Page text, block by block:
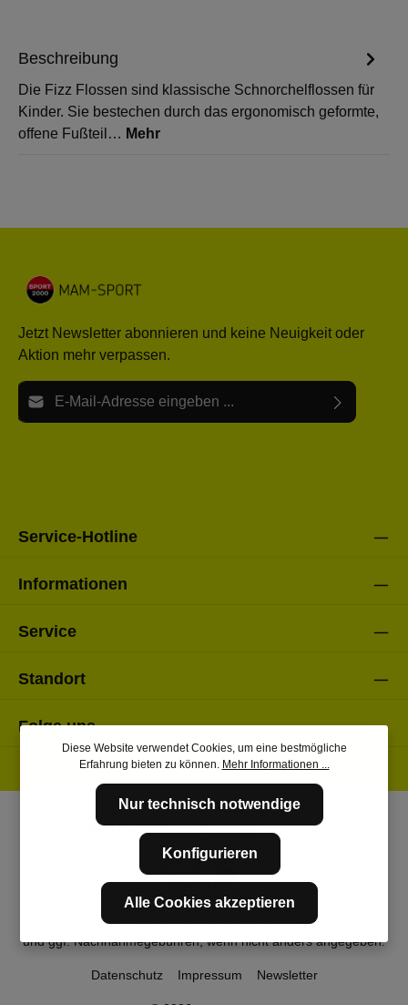
Beschreibung
Die Fizz Flossen sind klassische Schnorchelflossen für
Kinder. Sie bestechen durch das ergonomisch geformte,
offene Fußteil… Mehr
Jetzt Newsletter abonnieren und keine Neuigkeit oder
Aktion mehr verpassen.
E-Mail-Adresse*
Service-Hotline
Informationen
Service
Standort
Folge uns
* Alle Preise inkl. gesetzl. Mehrwertsteuer zzgl.Versandkosten
und ggf. Nachnahmegebühren, wenn nicht anders angegeben.
Datenschutz Impressum Newsletter
Diese Website verwendet Cookies, um eine bestmögliche
Erfahrung bieten zu können. Mehr Informationen ...
Nur technisch notwendige
Konfigurieren
Alle Cookies akzeptieren